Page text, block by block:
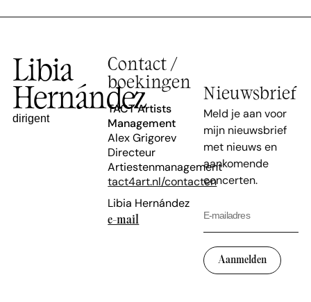
Libia
Hernández
dirigent
Contact /
boekingen
TACT Artists
Management
Alex Grigorev
Directeur
Artiestenmanagement
tact4art.nl/contacten
Libia Hernández
e-mail
Nieuwsbrief
Meld je aan voor
mijn nieuwsbrief
met nieuws en
aankomende
concerten.
Aanmelden